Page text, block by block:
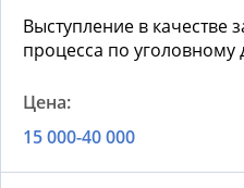
Выступление в качестве
процесса по уголовному
15 000-40 000